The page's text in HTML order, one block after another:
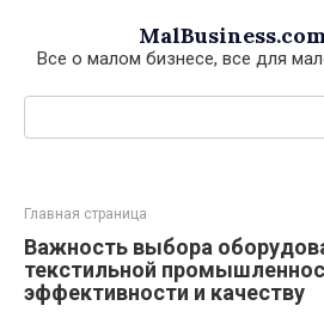
контентуВсе о малом бизнесе, все для
Поиск:
Главная страница
Важность выбора
текстильной
эффективности и качеству